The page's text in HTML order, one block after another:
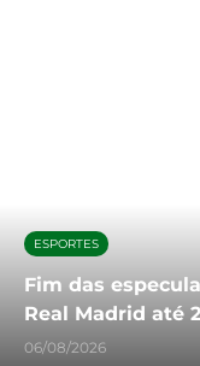
ESPORTES
Fim das
Real Madrid até
06/08/2026